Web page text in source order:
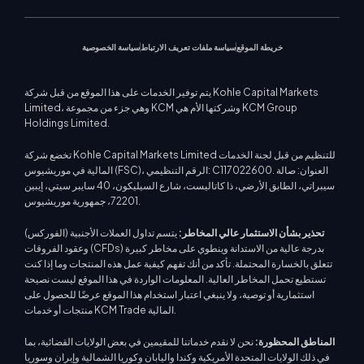
سياسة الخصوصيةسياسة ملفات تعريف الارتباطخريطة الموقع
يتم توفير الخدمات على هذا الموقع من قبل شركة Kohle Capital Markets
Limited، وهي جزء من مجموعة KCM وشركتها الأم هي KCM Group
Holdings Limited.
تخضع شركة Kohle Capital Markets Limited للتنظيم من قبل لجنة الخدمات
المالية في موريشيوس (FSC)، الرقم التنظيمي: C117022600. العنوان: صالة
سيبراتي، الطابق الأرضي، ذا كاتاليست، شارع السيليكون، 40 سايبر سيتي، إيبين
72201، جمهورية موريشيوس.
تحذير بشأن الاستثمار عالي المخاطر: يتسم تداول العملات الأجنبية (الفوركس)
وعقود الفروقات (CFDs) بدرجة عالية من الاستدانة وينطوي على مخاطر كبيرة
تتعلق بالخسارة المحتملة. تأكد من أنك تفهم كيفية عمل هذه المنتجات وما إذا كنت
تستطيع تحمل المخاطر العالية. المعلومات الواردة في هذا الموقع ليست نصيحة
استثمارية أو توصية، ولا ينبغي اعتبار استخدام هذا الموقع عرضًا للحصول على
منتجات أو خدمات KCM Trade المالية.
المناطق المحظورة: نحن لا نقدم خدماتنا للمقيمين في بعض الولايات القضائية، بما
في ذلك الولايات المتحدة الأمريكية وكندا واليابان وكوريا الشمالية وإيران وسوريا